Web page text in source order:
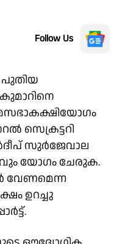
Follow Us
സെക്രട്ടറി
സുർജേവാല
യോഗം ചേരുക.
വേണമെന്ന
ഉറച്ചു